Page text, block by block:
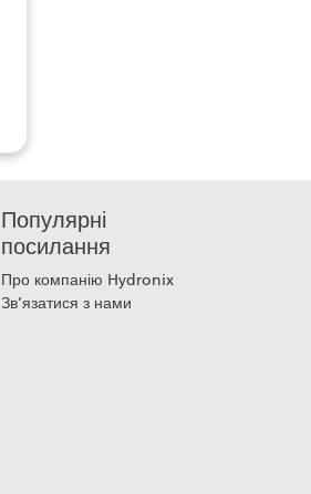
Популярні
посилання
Про компанію Hydronix
Зв’язатися з нами